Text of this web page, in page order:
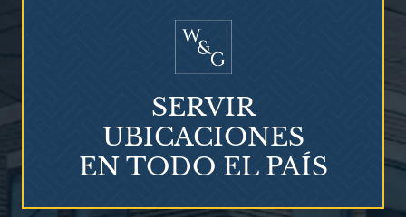
SERVIR
UBICACIONES
EN TODO EL PAÍS